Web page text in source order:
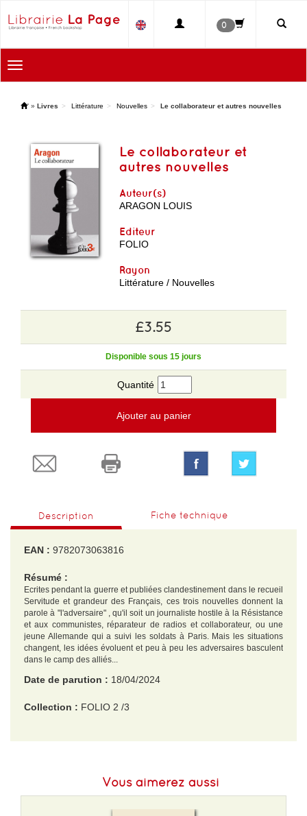
0
Toggle
navigation
' » Livres Littérature Nouvelles Le collaborateur et autres nouvelles
Le collaborateur et
autres nouvelles
Auteur(s)
ARAGON LOUIS
Editeur
FOLIO
Rayon
Littérature / Nouvelles
£3.55
Disponible sous 15 jours
Quantité
Ajouter au panier
Description Fiche technique
EAN : 9782073063816
Résumé :
Ecrites pendant la guerre et publiées clandestinement dans le recueil
Servitude et grandeur des Français, ces trois nouvelles donnent la
parole à "l'adversaire" , qu'il soit un journaliste hostile à la Résistance
et aux communistes, réparateur de radios et collaborateur, ou une
jeune Allemande qui a suivi les soldats à Paris. Mais les situations
changent, les idées évoluent et peu à peu les adversaires basculent
dans le camp des alliés...
Date de parution : 18/04/2024
Collection : FOLIO 2 /3
Vous aimerez aussi